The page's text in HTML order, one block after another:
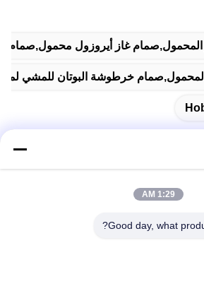
غاز أيروزول محمول,صمام
خرطوشة البوتان للمشي
1:29 AM
Good day, what